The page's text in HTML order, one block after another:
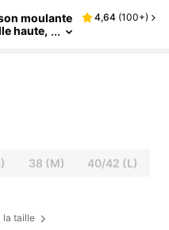
moulante
haute,
4,64 (100+)
38 (M) 40/42 (L)
la taille